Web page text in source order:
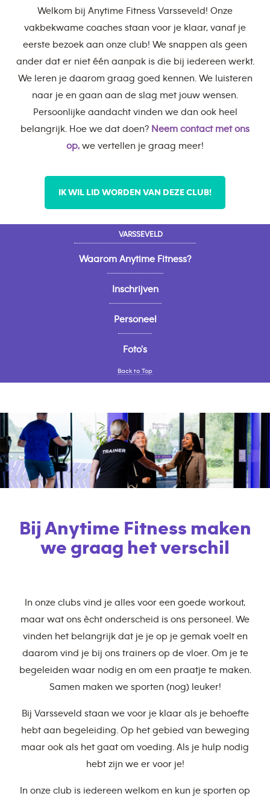
Welkom bij Anytime Fitness Varsseveld! Onze
vakbekwame coaches staan voor je klaar, vanaf je
eerste bezoek aan onze club! We snappen als geen
ander dat er niet één aanpak is die bij iedereen werkt.
We leren je daarom graag goed kennen. We luisteren
naar je en gaan aan de slag met jouw wensen.
Persoonlijke aandacht vinden we dan ook heel
belangrijk. Hoe we dat doen? Neem contact met ons
op, we vertellen je graag meer!
IK WIL LID WORDEN VAN DEZE CLUB!
VARSSEVELD
Waarom Anytime Fitness?
Inschrijven
Personeel
Foto's
Back to Top
Bij Anytime Fitness maken
we graag het verschil
In onze clubs vind je alles voor een goede workout,
maar wat ons ècht onderscheid is ons personeel. We
vinden het belangrijk dat je je op je gemak voelt en
daarom vind je bij ons trainers op de vloer. Om je te
begeleiden waar nodig en om een praatje te maken.
Samen maken we sporten (nog) leuker!
Bij Varsseveld staan we voor je klaar als je behoefte
hebt aan begeleiding. Op het gebied van beweging
maar ook als het gaat om voeding. Als je hulp nodig
hebt zijn we er voor je!
In onze club is iedereen welkom en kun je sporten op